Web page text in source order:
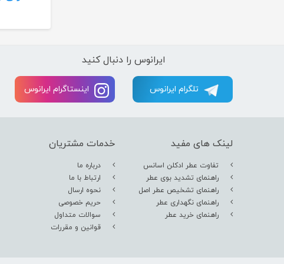
ایرانوس را دنبال کنید
تلگرام ایرانوس اینستاگرام ایرانوس
لینک های مفید
تفاوت عطر ادکلن اسانس
راهنمای تشدید بوی عطر
راهنمای تشخیص عطر اصل
راهنمای نگهداری عطر
راهنمای خرید عطر
خدمات مشتریان
درباره ما
ارتباط با ما
نحوه ارسال
حریم خصوصی
سوالات متداول
قوانین و مقررات